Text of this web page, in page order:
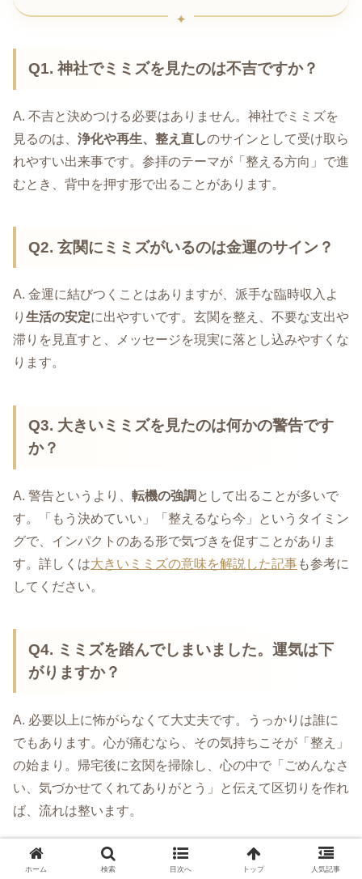
Q1. 神社でミミズを見たのは不吉ですか？
A. 不吉と決めつける必要はありません。神社でミミズを
見るのは、 浄化や再生、整え直しのサインとして受け取ら
れやすい出来事です。参拝のテーマが「整える方向」で進
むとき、背中を押す形で出ることがあります。
Q2. 玄関にミミズがいるのは金運のサイン？
A. 金運に結びつくことはありますが、派手な臨時収入よ
り 生活の安定に出やすいです。玄関を整え、不要な支出や
滞りを見直すと、メッセージを現実に落とし込みやすくな
ります。
Q3. 大きいミミズを見たのは何かの警告です
か？
A. 警告というより、 転機の強調 として出ることが多いで
す。「もう決めていい」「整えるなら今」というタイミン
グで、インパクトのある形で気づきを促すことがありま
す。詳しくは大きいミミズの意味を解説した記事も参考に
してください。
Q4. ミミズを踏んでしまいました。運気は下
がりますか？
A. 必要以上に怖がらなくて大丈夫です。うっかりは誰に
でもあります。心が痛むなら、その気持ちこそが「整え」
の始まり。帰宅後に玄関を掃除し、心の中で「ごめんなさ
い、気づかせてくれてありがとう」と伝えて区切りを作れ
ば、流れは整います。
Q5. ミミズが家の中に入ってきたときの意味
ホーム 検索 目次へ トップ 人気記事